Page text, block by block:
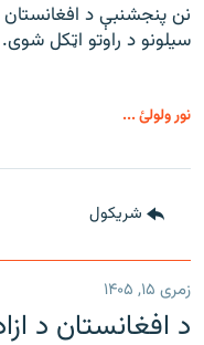
سیلونو د راوتو اټکل شوی.
نور ولولئ ...
شريکول
زمری ۱۵, ۱۴۰۵
د افغانستان د